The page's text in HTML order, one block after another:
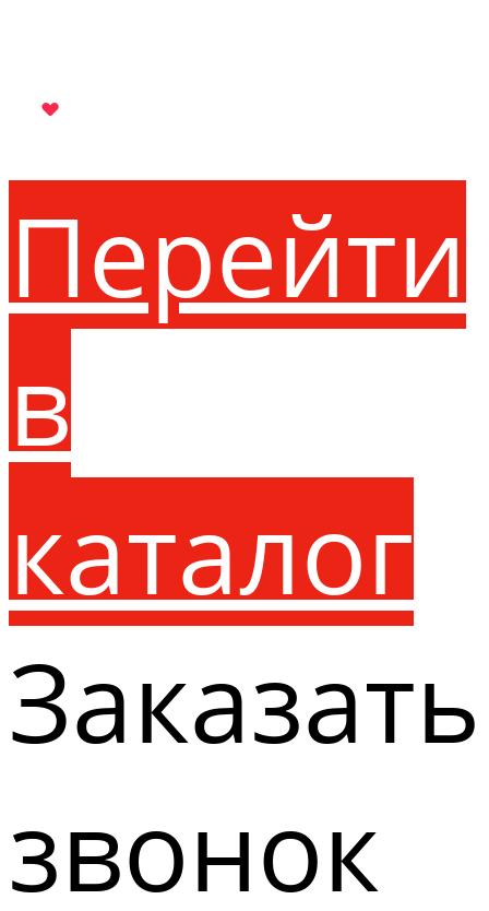
Перейти
в
каталог
Заказать
звонок